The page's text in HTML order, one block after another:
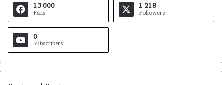
13 000
Fans
1 218
Followers
0
Subscribers